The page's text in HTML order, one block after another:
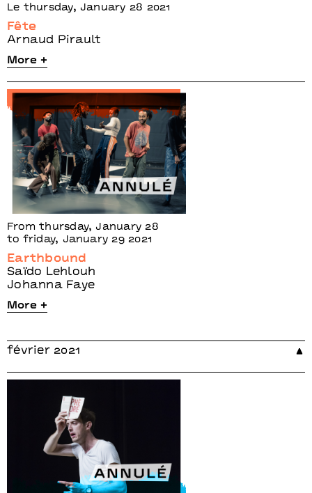
Le thursday, January 28 2021
Fête
Arnaud Pirault
More +
From thursday, January 28
to friday, January 29 2021
Earthbound
Saïdo Lehlouh
Johanna Faye
More +
février 2021